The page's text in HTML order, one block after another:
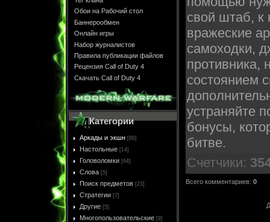
Обои на Рабочий стол
Баннерообмен
Онлайн игры
Набор журналистов
Правила публикации файлов
Рецензия Call of Duty 4
Скачать Call of Duty 4
Категории
Аркады и экшн [86]
Настольные [14]
Головоломки [64]
Слова [5]
Поиск предметов [23]
Стратегии [7]
Другие [5]
Многопользовательские [9]
свой штаб, к
вражеские
самоходки,
противника,
состоянием
устраняйте
бонусы,
битве.
Счетчики:
Всего комментариев: 0